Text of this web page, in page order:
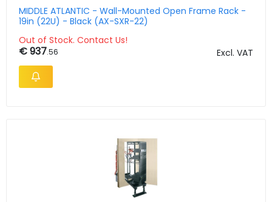
MIDDLE ATLANTIC - Wall-Mounted Open Frame Rack -
19in (22U) - Black (AX-SXR-22)
Out of Stock. Contact Us!
€ 937.56 Excl. VAT